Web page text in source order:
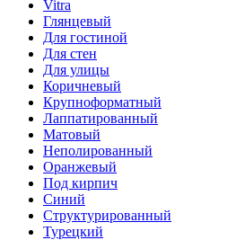
Vitra
Глянцевый
Для гостиной
Для стен
Для улицы
Коричневый
Крупноформатный
Лаппатированный
Матовый
Неполированный
Оранжевый
Под кирпич
Синий
Структурированный
Турецкий